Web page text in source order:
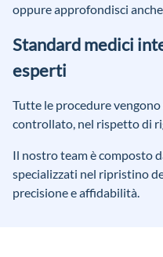
oppure approfondisci
Standard medici
esperti
Tutte le procedure
controllato, nel rispetto di
Il nostro team è composto
specializzati nel ripristino
precisione e affidabilità.